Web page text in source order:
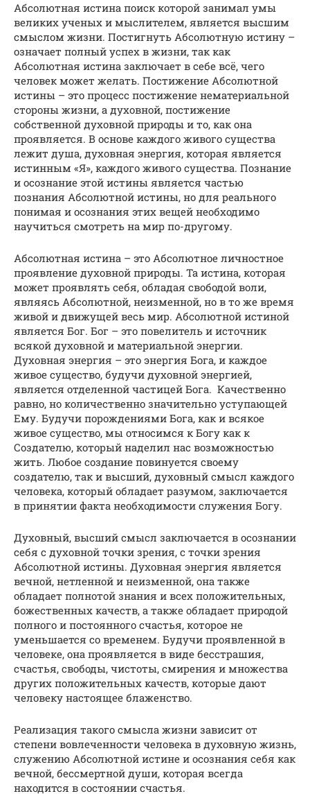
Абсолютная истина поиск которой занимал умы
великих ученых и мыслителем, является высшим
смыслом жизни. Постигнуть Абсолютную истину –
означает полный успех в жизни, так как
Абсолютная истина заключает в себе всё, чего
человек может желать. Постижение Абсолютной
истины – это процесс постижение нематериальной
стороны жизни, а духовной, постижение
собственной духовной природы и то, как она
проявляется. В основе каждого живого существа
лежит душа, духовная энергия, которая является
истинным «Я», каждого живого существа. Познание
и осознание этой истины является частью
познания Абсолютной истины, но для реального
понимая и осознания этих вещей необходимо
научиться смотреть на мир по-другому.
Абсолютная истина – это Абсолютное личностное
проявление духовной природы. Та истина, которая
может проявлять себя, обладая свободой воли,
являясь Абсолютной, неизменной, но в то же время
живой и движущей весь мир. Абсолютной истиной
является Бог. Бог – это повелитель и источник
всякой духовной и материальной энергии.
Духовная энергия – это энергия Бога, и каждое
живое существо, будучи духовной энергией,
является отделенной частицей Бога. Качественно
равно, но количественно значительно уступающей
Ему. Будучи порождениями Бога, как и всякое
живое существо, мы относимся к Богу как к
Создателю, который наделил нас возможностью
жить. Любое создание повинуется своему
создателю, так и высший, духовный смысл каждого
человека, который обладает разумом, заключается
в принятии факта необходимости служения Богу.
Духовный, высший смысл заключается в осознании
себя с духовной точки зрения, с точки зрения
Абсолютной истины. Духовная энергия является
вечной, нетленной и неизменной, она также
обладает полнотой знания и всех положительных,
божественных качеств, а также обладает природой
полного и постоянного счастья, которое не
уменьшается со временем. Будучи проявленной в
человеке, она проявляется в виде бесстрашия,
счастья, свободы, чистоты, смирения и множества
других положительных качеств, которые дают
человеку настоящее блаженство.
Реализация такого смысла жизни зависит от
степени вовлеченности человека в духовную жизнь,
служению Абсолютной истине и осознания себя как
вечной, бессмертной души, которая всегда
находится в состоянии счастья.